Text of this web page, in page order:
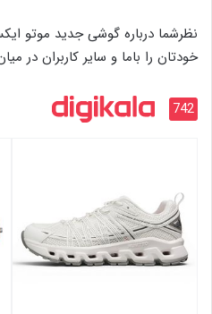
خودتان را باما و سایر کاربران در
742